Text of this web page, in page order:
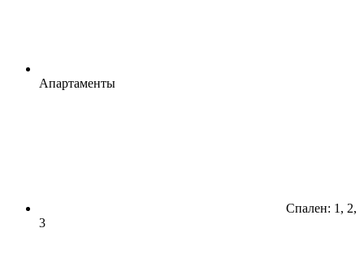
Апартаменты
Спален: 1, 2,
3